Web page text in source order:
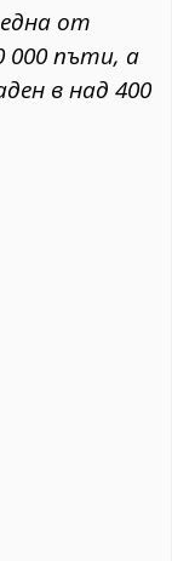
от
000 пъти, а
в над 400